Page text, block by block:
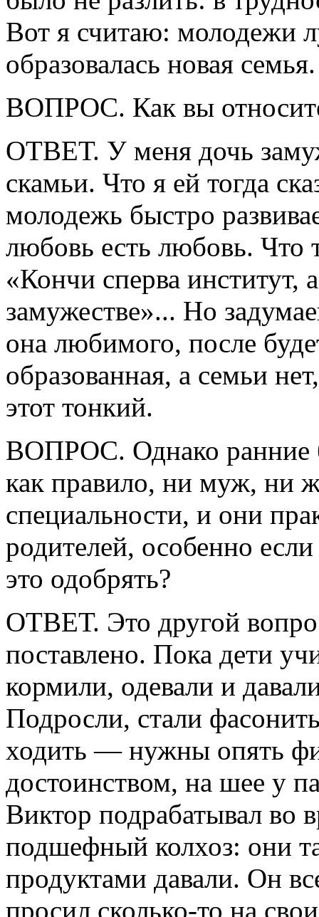
Вот я считаю: молодежи
образовалась новая семья.
ВОПРОС. Как вы
ОТВЕТ. У меня дочь
скамьи. Что я ей тогда
молодежь быстро
любовь есть любовь. Что
«Кончи сперва институт,
замужестве»... Но
она любимого, после
образованная, а семьи
этот тонкий.
ВОПРОС. Однако ранние
как правило, ни муж, ни
специальности, и они
родителей, особенно
это одобрять?
ОТВЕТ. Это другой
поставлено. Пока дети
кормили, одевали и
Подросли, стали
ходить — нужны опять
достоинством, на шее у
Виктор подрабатывал во
подшефный колхоз: они
продуктами давали. Он
просил сколько-то на